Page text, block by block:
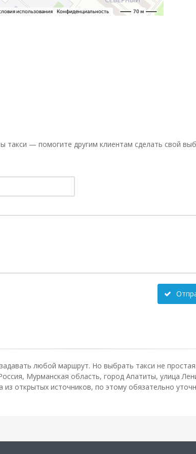
— помогите другим клиентам сделать свой
любой маршрут. Но выбрать такси не
Мурманская область, город Апатиты, улица
открытых источников, по этому обязательно